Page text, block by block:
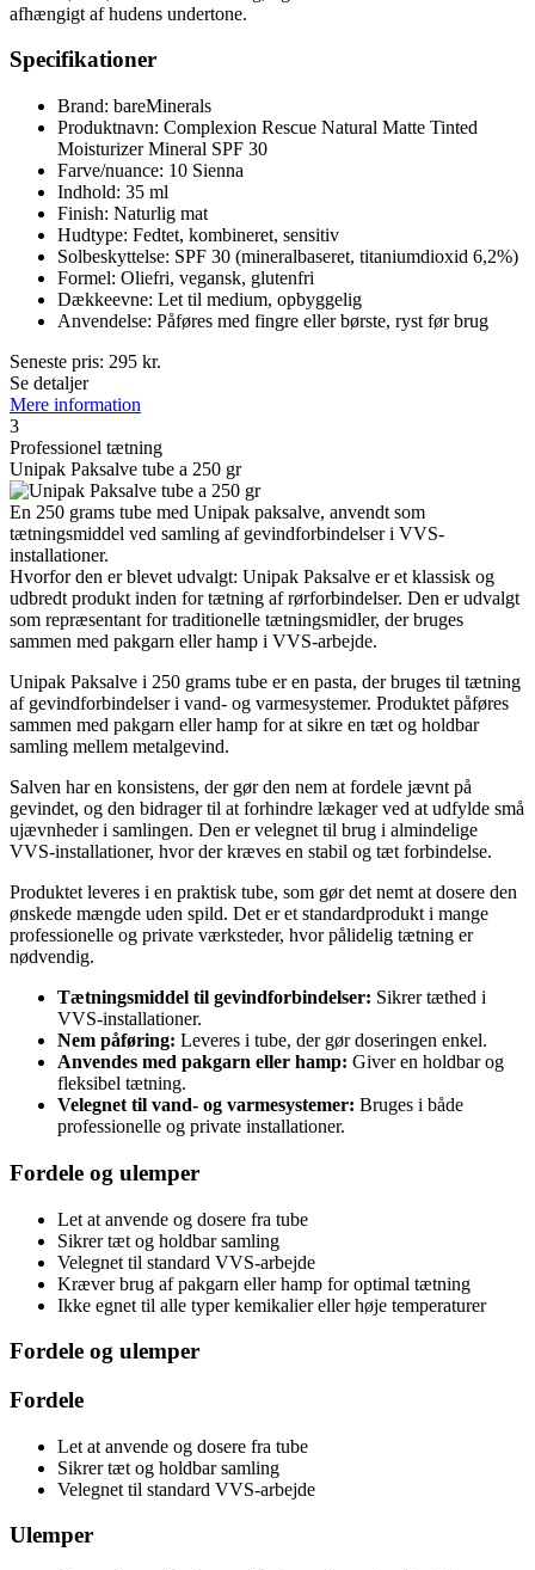
afhængigt af hudens undertone.
Specifikationer
Brand: bareMinerals
Produktnavn: Complexion Rescue Natural Matte Tinted
Moisturizer Mineral SPF 30
Farve/nuance: 10 Sienna
Indhold: 35 ml
Finish: Naturlig mat
Hudtype: Fedtet, kombineret, sensitiv
Solbeskyttelse: SPF 30 (mineralbaseret, titaniumdioxid 6,2%)
Formel: Oliefri, vegansk, glutenfri
Dækkeevne: Let til medium, opbyggelig
Anvendelse: Påføres med fingre eller børste, ryst før brug
Seneste pris: 295 kr.
Se detaljer
Mere information
3
Professionel tætning
Unipak Paksalve tube a 250 gr
En 250 grams tube med Unipak paksalve, anvendt som
tætningsmiddel ved samling af gevindforbindelser i VVS-
installationer.
Hvorfor den er blevet udvalgt: Unipak Paksalve er et klassisk og
udbredt produkt inden for tætning af rørforbindelser. Den er udvalgt
som repræsentant for traditionelle tætningsmidler, der bruges
sammen med pakgarn eller hamp i VVS-arbejde.
Unipak Paksalve i 250 grams tube er en pasta, der bruges til tætning
af gevindforbindelser i vand- og varmesystemer. Produktet påføres
sammen med pakgarn eller hamp for at sikre en tæt og holdbar
samling mellem metalgevind.
Salven har en konsistens, der gør den nem at fordele jævnt på
gevindet, og den bidrager til at forhindre lækager ved at udfylde små
ujævnheder i samlingen. Den er velegnet til brug i almindelige
VVS-installationer, hvor der kræves en stabil og tæt forbindelse.
Produktet leveres i en praktisk tube, som gør det nemt at dosere den
ønskede mængde uden spild. Det er et standardprodukt i mange
professionelle og private værksteder, hvor pålidelig tætning er
nødvendig.
Tætningsmiddel til gevindforbindelser: Sikrer tæthed i
VVS-installationer.
Nem påføring: Leveres i tube, der gør doseringen enkel.
Anvendes med pakgarn eller hamp: Giver en holdbar og
fleksibel tætning.
Velegnet til vand- og varmesystemer: Bruges i både
professionelle og private installationer.
Fordele og ulemper
Let at anvende og dosere fra tube
Sikrer tæt og holdbar samling
Velegnet til standard VVS-arbejde
Kræver brug af pakgarn eller hamp for optimal tætning
Ikke egnet til alle typer kemikalier eller høje temperaturer
Fordele og ulemper
Fordele
Let at anvende og dosere fra tube
Sikrer tæt og holdbar samling
Velegnet til standard VVS-arbejde
Ulemper